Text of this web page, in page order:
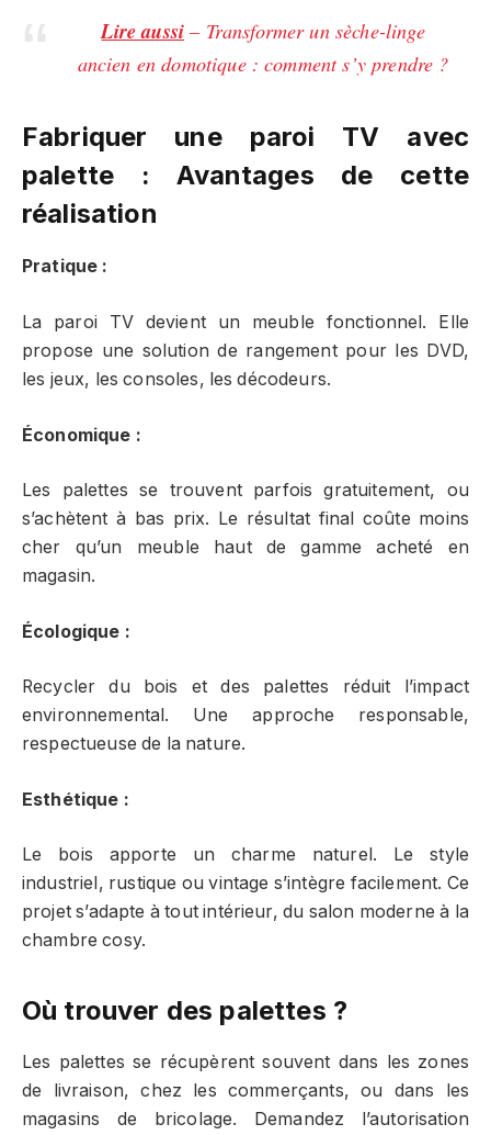
Lire aussi – Transformer un sèche-linge
ancien en domotique : comment s’y prendre ?
Fabriquer une paroi TV avec
palette : Avantages de cette
réalisation
Pratique :
La paroi TV devient un meuble fonctionnel. Elle
propose une solution de rangement pour les DVD,
les jeux, les consoles, les décodeurs.
Économique :
Les palettes se trouvent parfois gratuitement, ou
s’achètent à bas prix. Le résultat final coûte moins
cher qu’un meuble haut de gamme acheté en
magasin.
Écologique :
Recycler du bois et des palettes réduit l’impact
environnemental. Une approche responsable,
respectueuse de la nature.
Esthétique :
Le bois apporte un charme naturel. Le style
industriel, rustique ou vintage s’intègre facilement. Ce
projet s’adapte à tout intérieur, du salon moderne à la
chambre cosy.
Où trouver des palettes ?
Les palettes se récupèrent souvent dans les zones
de livraison, chez les commerçants, ou dans les
magasins de bricolage. Demandez l’autorisation